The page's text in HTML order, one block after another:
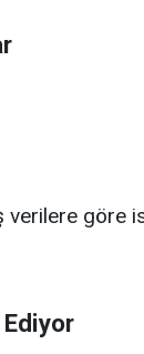
verilere göre